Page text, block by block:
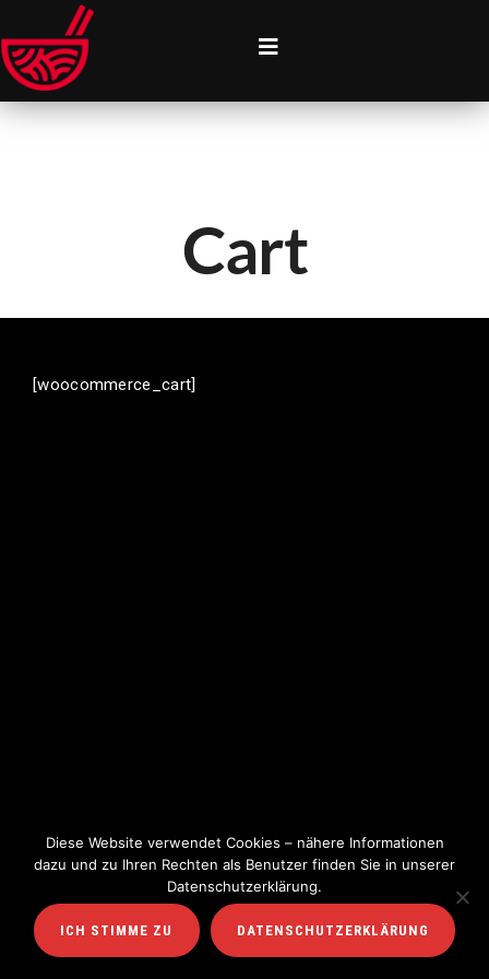
Cart
[woocommerce_cart]
Diese Website verwendet Cookies – nähere Informationen
dazu und zu Ihren Rechten als Benutzer finden Sie in unserer
Datenschutzerklärung.
ICH STIMME ZU DATENSCHUTZERKLÄRUNG